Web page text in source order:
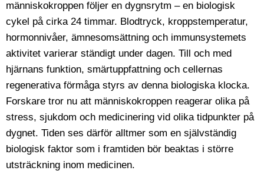
människokroppen följer en dygnsrytm – en biologisk
cykel på cirka 24 timmar. Blodtryck, kroppstemperatur,
hormonnivåer, ämnesomsättning och immunsystemets
aktivitet varierar ständigt under dagen. Till och med
hjärnans funktion, smärtuppfattning och cellernas
regenerativa förmåga styrs av denna biologiska klocka.
Forskare tror nu att människokroppen reagerar olika på
stress, sjukdom och medicinering vid olika tidpunkter på
dygnet. Tiden ses därför alltmer som en självständig
biologisk faktor som i framtiden bör beaktas i större
utsträckning inom medicinen.